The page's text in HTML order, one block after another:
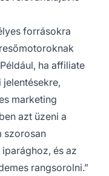
forrásokra
ha affiliate
marketing
azt üzeni a
szorosan
és az
rangsorolni.”